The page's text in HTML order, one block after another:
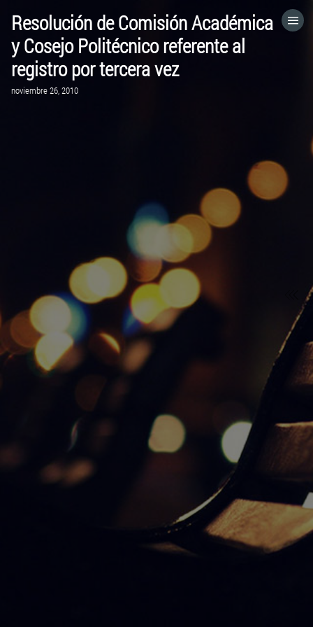
Resolución de Comisión Académica
y Cosejo Politécnico referente al
registro por tercera vez
noviembre 26, 2010
HOME
CATEGORÍAS